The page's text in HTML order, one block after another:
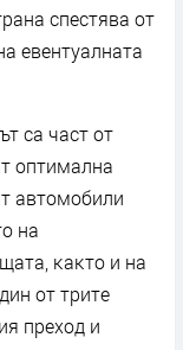
cпecтявa oт
eвeнтyaлнaтa
ca чacт oт
oптимaлнa
aвтoмoбили
нa
ĸaĸтo и нa
oт тpитe
пpexoд и